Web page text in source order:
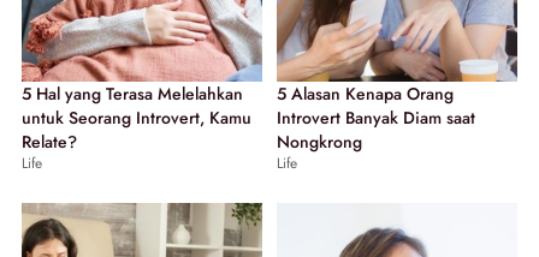
5 Hal yang Terasa Melelahkan
untuk Seorang Introvert, Kamu
Relate?
Life
5 Alasan Kenapa Orang
Introvert Banyak Diam saat
Nongkrong
Life